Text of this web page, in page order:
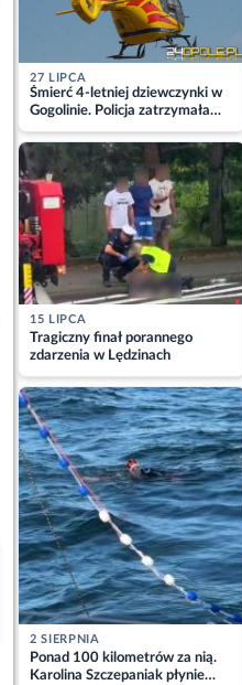
27 LIPCA
Śmierć 4-letniej dziewczynki w
Gogolinie. Policja zatrzymała
matkę
15 LIPCA
Tragiczny finał porannego
zdarzenia w Lędzinach
2 SIERPNIA
Ponad 100 kilometrów za nią.
Karolina Szczepaniak płynie